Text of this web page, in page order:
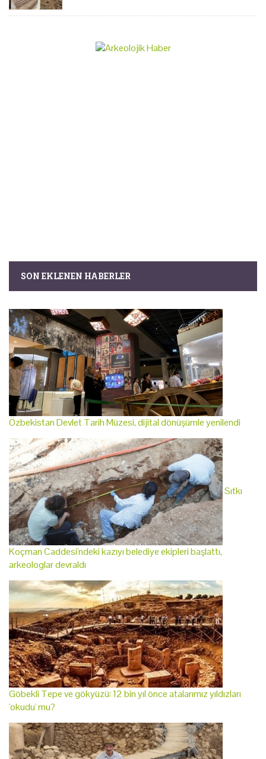
SON EKLENEN HABERLER
Özbekistan Devlet Tarih Müzesi, dijital dönüşümle yenilendi
Sıtkı
Koçman Caddesi'ndeki kazıyı belediye ekipleri başlattı,
arkeologlar devraldı
Göbekli Tepe ve gökyüzü: 12 bin yıl önce atalarımız yıldızları
'okudu' mu?